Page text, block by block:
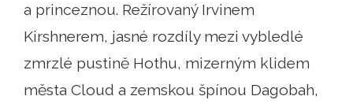
a princeznou. Režírovaný Irvinem
Kirshnerem, jasné rozdíly mezi vybledlé
zmrzlé pustině Hothu, mizerným klidem
města Cloud a zemskou špínou Dagobah,